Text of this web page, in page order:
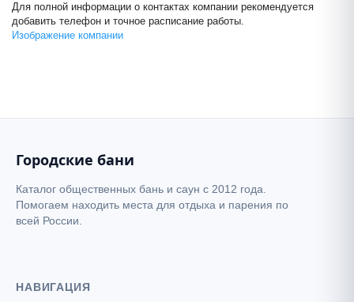
Для полной информации о контактах компании рекомендуется
добавить телефон и точное расписание работы.
Изображение компании
Сказка, оздоровительно-
Городские бани
Каталог общественных бань и саун с 2012 года.
Помогаем находить места для отдыха и парения по
всей России.
НАВИГАЦИЯ